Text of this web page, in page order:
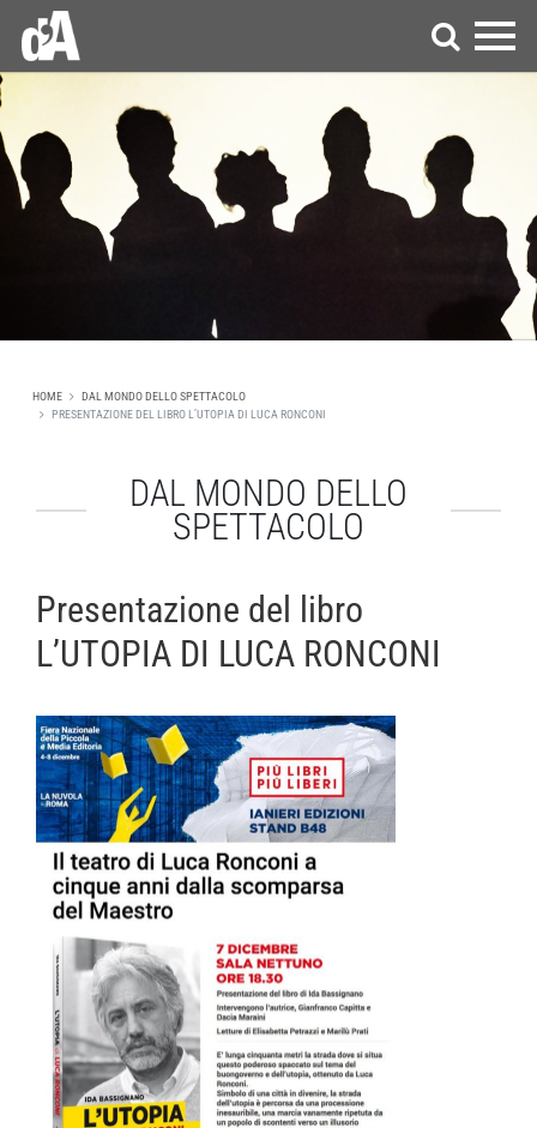
HOME
DAL MONDO DELLO SPETTACOLO
PRESENTAZIONE DEL LIBRO L’UTOPIA DI LUCA RONCONI
DAL MONDO DELLO
SPETTACOLO
Presentazione del libro
L’UTOPIA DI LUCA RONCONI